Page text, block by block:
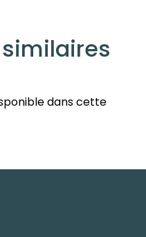
dans cette